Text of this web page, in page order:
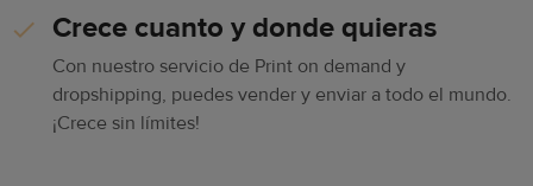
Crece cuanto y donde quieras
Con nuestro servicio de Print on demand y
dropshipping, puedes vender y enviar a todo el mundo.
¡Crece sin límites!